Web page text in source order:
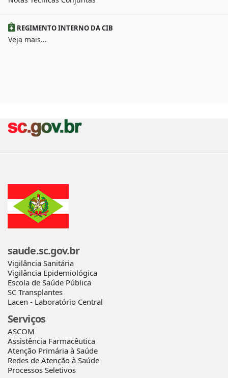
REGIMENTO INTERNO DA CIB
Veja mais...
saude.sc.gov.br
Vigilância Sanitária
Vigilância Epidemiológica
Escola de Saúde Pública
SC Transplantes
Lacen - Laboratório Central
Serviços
ASCOM
Assistência Farmacêutica
Atenção Primária à Saúde
Redes de Atenção à Saúde
Processos Seletivos